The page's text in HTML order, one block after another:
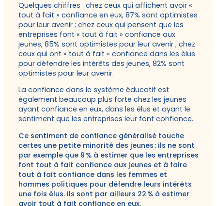
Quelques chiffres : chez ceux qui affichent avoir «
tout à fait » confiance en eux, 87% sont optimistes
pour leur avenir ; chez ceux qui pensent que les
entreprises font « tout à fait » confiance aux
jeunes, 85% sont optimistes pour leur avenir ; chez
ceux qui ont « tout à fait » confiance dans les élus
pour défendre les intérêts des jeunes, 82% sont
optimistes pour leur avenir.
La confiance dans le système éducatif est
également beaucoup plus forte chez les jeunes
ayant confiance en eux, dans les élus et ayant le
sentiment que les entreprises leur font confiance.
Ce sentiment de confiance généralisé touche
certes une petite minorité des jeunes : ils ne sont
par exemple que 9 % à estimer que les entreprises
font tout à fait confiance aux jeunes et à faire
tout à fait confiance dans les femmes et
hommes politiques pour défendre leurs intérêts
une fois élus. Ils sont par ailleurs 22 % à estimer
avoir tout à fait confiance en eux.